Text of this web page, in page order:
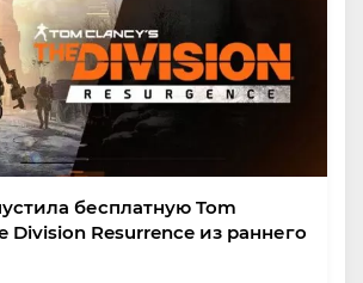
бесплатную Tom
Division Resurrence из раннего